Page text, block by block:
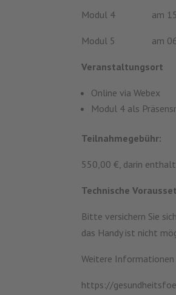
Modul 4 am 15.-
Modul 5 am
Veranstaltungsort
Online via Webex
Modul 4 als
Teilnahmegebühr:
550,00 €, darin
Technische
Bitte versichern Sie
das Handy ist nicht
Weitere
https://